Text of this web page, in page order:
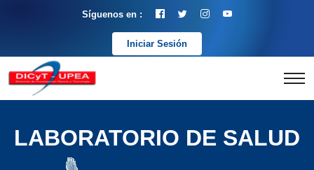
Síguenos en :
Iniciar Sesión
LABORATORIO DE SALUD